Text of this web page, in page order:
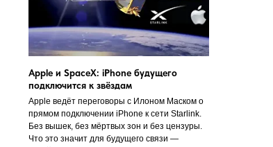
Apple и SpaceX: iPhone будущего
подключится к звёздам
Apple ведёт переговоры с Илоном Маском о
прямом подключении iPhone к сети Starlink.
Без вышек, без мёртвых зон и без цензуры.
Что это значит для будущего связи —